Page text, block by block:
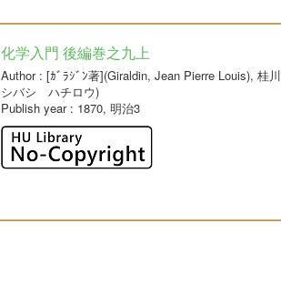
化学入門 後編巻之九上
Author: [ｶﾞﾗｼﾞﾝ著](Giraldin, Jean Pierre Louis), 桂
シバシ ハチロウ)
Publish year: 1870, 明治3